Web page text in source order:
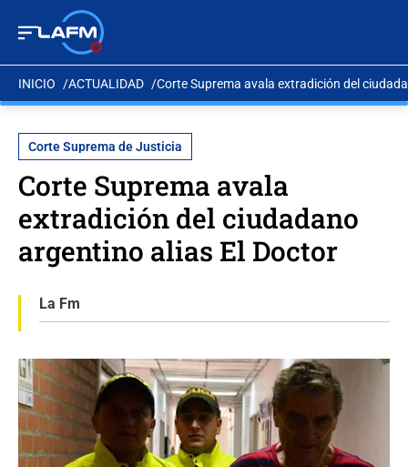
INICIO ACTUALIDAD Corte Suprema avala extradición del
Corte Suprema de Justicia
Corte Suprema avala
extradición del ciudadano
argentino alias El Doctor
La Fm